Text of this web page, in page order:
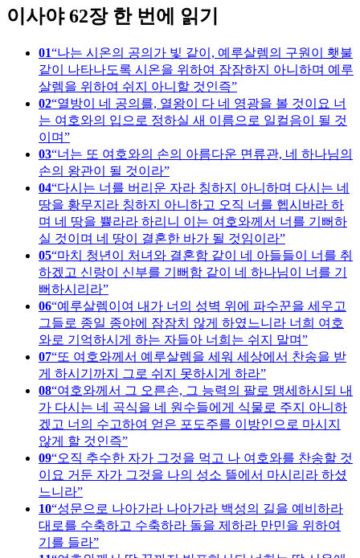
이사야 62장 한 번에 읽기
01 나는 시온의 공의가 빛 같이, 예루살렘의 구원이 횃불
같이 나타나도록 시온을 위하여 잠잠하지 아니하며 예루
살렘을 위하여 쉬지 아니할 것인즉
02 열방이 네 공의를, 열왕이 다 네 영광을 볼 것이요 너
는 여호와의 입으로 정하실 새 이름으로 일컬음이 될 것
이며
03 너는 또 여호와의 손의 아름다운 면류관, 네 하나님의
손의 왕관이 될 것이라
04 다시는 너를 버리운 자라 칭하지 아니하며 다시는 네
땅을 황무지라 칭하지 아니하고 오직 너를 헵시바라 하
며 네 땅을 쁄라라 하리니 이는 여호와께서 너를 기뻐하
실 것이며 네 땅이 결혼한 바가 될 것임이라
05 마치 청년이 처녀와 결혼함 같이 네 아들들이 너를 취
하겠고 신랑이 신부를 기뻐함 같이 네 하나님이 너를 기
뻐하시리라
06 예루살렘이여 내가 너의 성벽 위에 파수꾼을 세우고
그들로 종일 종야에 잠잠치 않게 하였느니라 너희 여호
와로 기억하시게 하는 자들아 너희는 쉬지 말며
07 또 여호와께서 예루살렘을 세워 세상에서 찬송을 받
게 하시기까지 그로 쉬지 못하시게 하라
08 여호와께서 그 오른손, 그 능력의 팔로 맹세하시되 내
가 다시는 네 곡식을 네 원수들에게 식물로 주지 아니하
겠고 너의 수고하여 얻은 포도주를 이방인으로 마시지
않게 할 것인즉
09 오직 추수한 자가 그것을 먹고 나 여호와를 찬송할 것
이요 거둔 자가 그것을 나의 성소 뜰에서 마시리라 하셨
느니라
10 성문으로 나아가라 나아가라 백성의 길을 예비하라
대로를 수축하고 수축하라 돌을 제하라 만민을 위하여
기를 들라